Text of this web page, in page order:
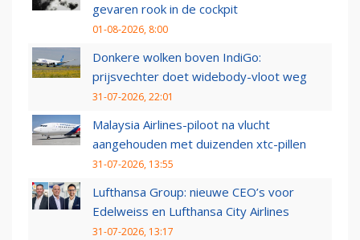
gevaren rook in de cockpit
01-08-2026, 8:00
Donkere wolken boven IndiGo:
prijsvechter doet widebody-vloot weg
31-07-2026, 22:01
Malaysia Airlines-piloot na vlucht
aangehouden met duizenden xtc-pillen
31-07-2026, 13:55
Lufthansa Group: nieuwe CEO’s voor
Edelweiss en Lufthansa City Airlines
31-07-2026, 13:17